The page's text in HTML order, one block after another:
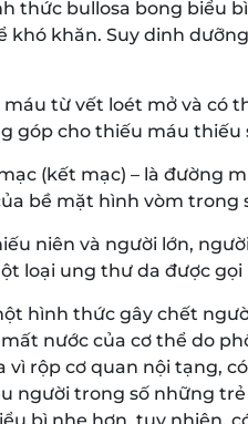
thức bullosa bong biểu
khó khăn. Suy dinh
từ vết loét mở và có
góp cho thiếu máu thiếu
(kết mạc) – là đường
bề mặt hình vòm trong
niên và người lớn,
loại ung thư da được
hình thức gây chết
nước của cơ thể do
vì rộp cơ quan nội tạng,
người trong số những